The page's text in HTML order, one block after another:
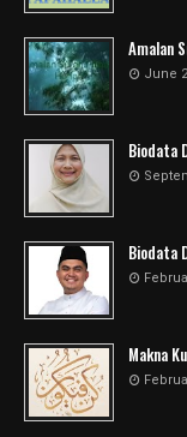
Amalan
June
Biodata
Biodata
Makna